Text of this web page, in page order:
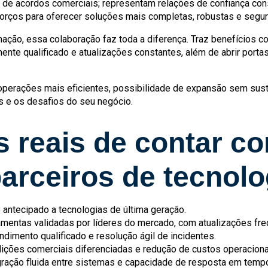
acordos comerciais; representam relações de confiança
para oferecer soluções mais completas, robustas e
essa colaboração faz toda a diferença. Traz benefícios
qualificado e atualizações constantes, além de abrir
mais eficientes, possibilidade de expansão sem
e os desafios do seu negócio.
reais de contar
de
antecipado a tecnologias de última geração.
validadas por líderes do mercado, com atualizações
qualificado e resolução ágil de incidentes.
comerciais diferenciadas e redução de custos
fluida entre sistemas e capacidade de resposta em